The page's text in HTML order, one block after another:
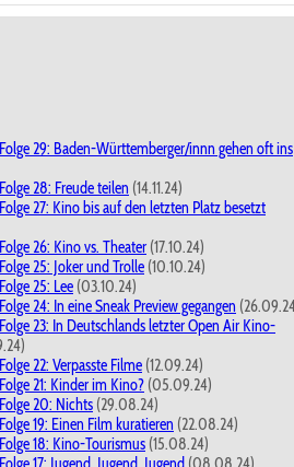
29: Baden-Württemberger/innn gehen oft ins
28: Freude teilen (14.11.24)
27: Kino bis auf den letzten Platz besetzt
26: Kino vs. Theater (17.10.24)
25: Joker und Trolle (10.10.24)
25: Lee (03.10.24)
24: In eine Sneak Preview gegangen
23: In Deutschlands letzter Open Air Kino-
22: Verpasste Filme (12.09.24)
21: Kinder im Kino? (05.09.24)
20: Nichts (29.08.24)
19: Einen Film kuratieren (22.08.24)
18: Kino-Tourismus (15.08.24)